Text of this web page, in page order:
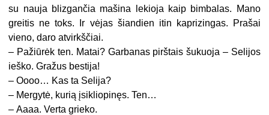
su nauja blizgančia mašina lekioja kaip bimbalas. Mano
greitis ne toks. Ir vėjas šiandien itin kaprizingas. Prašai
vieno, daro atvirkščiai.
– Pažiūrėk ten. Matai? Garbanas pirštais šukuoja – Selijos
ieško. Gražus bestija!
–Oooo… Kas ta Selija?
– Mergytė, kurią įsikliopinęs. Ten…
–Aaaa. Verta grieko.